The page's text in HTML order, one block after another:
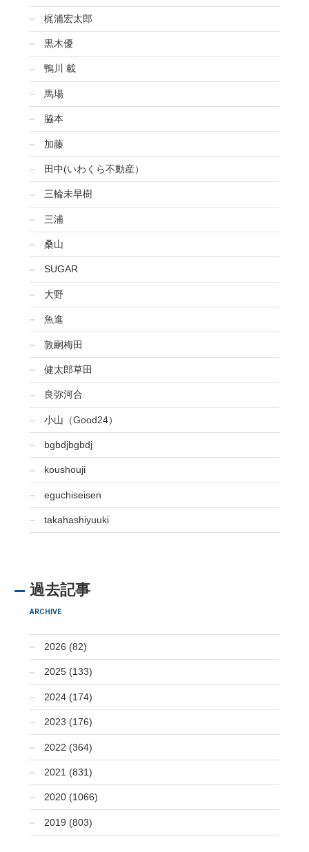
梶浦宏太郎
黒木優
鴨川 載
馬場
脇本
加藤
田中(いわくら不動産）
三輪未早樹
三浦
桑山
SUGAR
大野
魚進
敦嗣梅田
健太郎草田
良弥河合
小山（Good24）
bgbdjbgbdj
koushouji
eguchiseisen
takahashiyuuki
過去記事
ARCHIVE
2026 (82)
2025 (133)
2024 (174)
2023 (176)
2022 (364)
2021 (831)
2020 (1066)
2019 (803)